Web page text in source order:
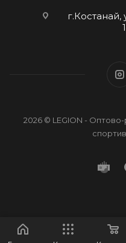
2026 © LEGION -